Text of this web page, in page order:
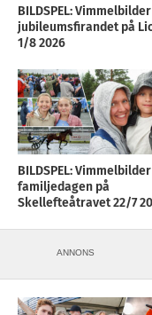
BILDSPEL:
jubileumsfirandet på
1/8 2026
BILDSPEL:
familjedagen på
Skellefteåtravet 22/7
ANNONS